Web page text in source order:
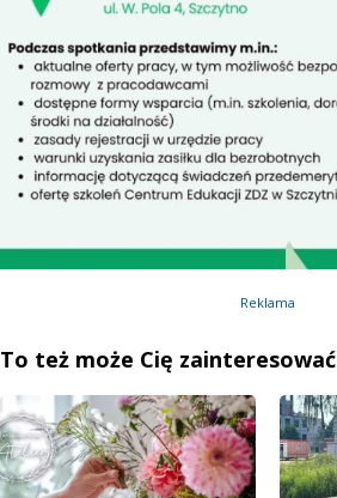
Reklama
To też może Cię zainteresować